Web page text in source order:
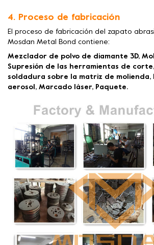
4. Proceso de fabricación
El proceso de fabricación del zapato
Mosdan Metal Bond contiene:
Mezclador de polvo de diamante 3D,
Supresión de las herramientas de
soldadura sobre la matriz de molienda,
aerosol, Marcado láser, Paquete.